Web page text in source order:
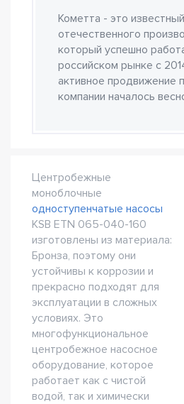
Кометта - это
отечественного
который успешно
российском рынке с
активное продвижение
компании началось
Центробежные
моноблочные
одноступенчатые насосы
KSB ETN 065-040-160
изготовлены из материала:
Бронза, поэтому они
устойчивы к коррозии и
прекрасно подходят для
эксплуатации в сложных
условиях. Это
многофункциональное
центробежное насосное
оборудование, которое
работает как с чистой
водой, так и химически